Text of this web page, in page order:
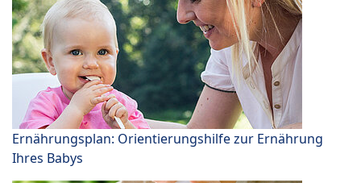
Ernährungsplan: Orientierungshilfe zur Ernährung
Ihres Babys